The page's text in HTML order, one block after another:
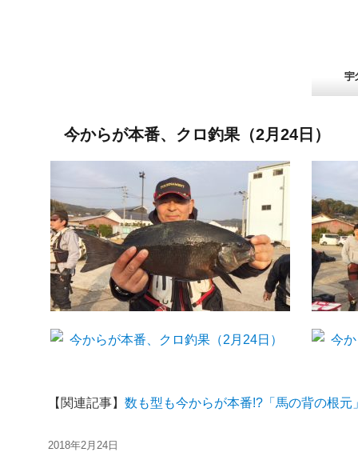
今からが本番、クロ釣果（2月24日）
【関連記事】 数も型も今からが本番!?「馬の背の根元
投
2018年2月24日